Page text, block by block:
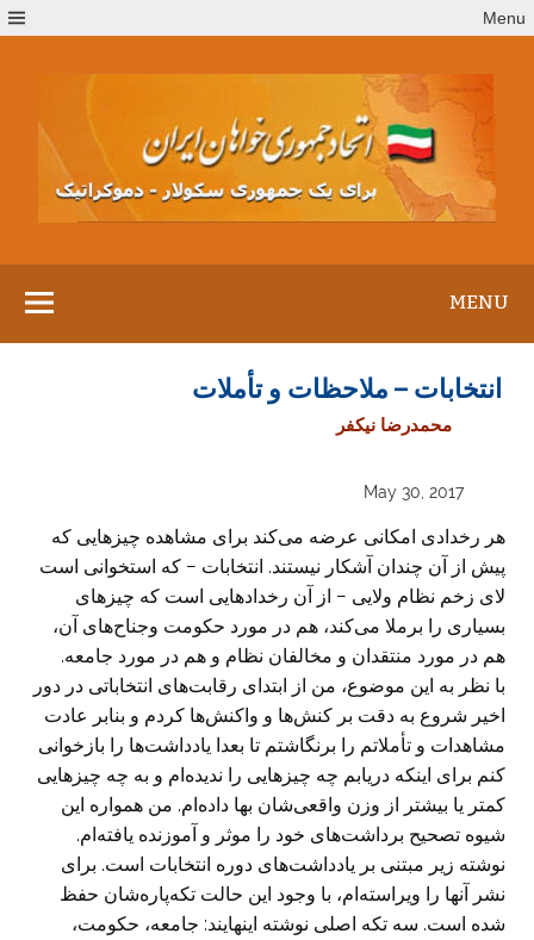
to
Menu
MENU
انتخابات – ملاحظات و تأملات
محمدرضا نیکفر
May 30, 2017
هر رخدادی امکانی عرضه می‌کند برای مشاهده چیزهایی که
پیش از آن چندان آشکار نیستند. انتخابات − که استخوانی است
لای زخم نظام ولایی − از آن رخدادهایی است که چیزهای
بسیاری را برملا می‌کند، هم در مورد حکومت وجناح‌های آن،
هم در مورد منتقدان و مخالفان نظام و هم در مورد جامعه.
با نظر به این موضوع، من از ابتدای رقابت‌های انتخاباتی در دور
اخیر شروع به دقت بر کنش‌ها و واکنش‌ها کردم و بنابر عادت
مشاهدات و تأملاتم را برنگاشتم تا بعدا یادداشت‌ها را بازخوانی
کنم برای اینکه دریابم چه چیزهایی را ندیده‌ام و به چه چیزهایی
کمتر یا بیشتر از وزن واقعی‌شان بها داده‌ام. من همواره این
شیوه تصحیح برداشت‌های خود را موثر و آموزنده یافته‌ام.
نوشته زیر مبتنی بر یادداشت‌های دوره انتخابات است. برای
نشر آنها را ویراسته‌ام، با وجود این حالت تکه‌پاره‌شان حفظ
شده است. سه تکه اصلی نوشته اینهایند: جامعه، حکومت،